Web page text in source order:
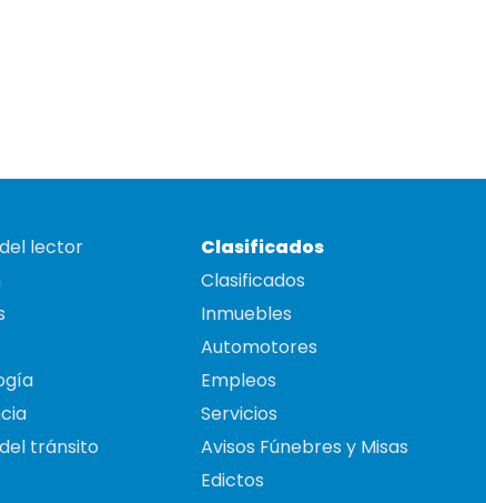
lector
tránsito
Clasificados
Clasificados
Inmuebles
Automotores
Empleos
Servicios
Avisos Fúnebres y Misas
Edictos